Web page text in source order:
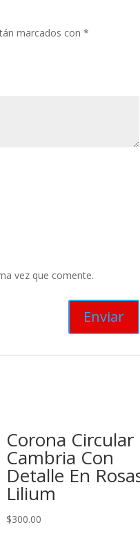
marcados con*
vez que comente.
Corona Circular
Cambria Con
Detalle En
Lilium
$300.00